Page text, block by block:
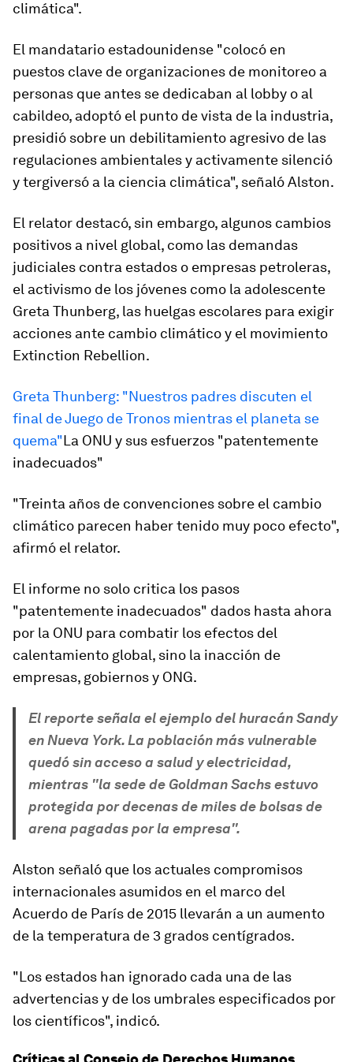
climática".
El mandatario estadounidense "colocó en
puestos clave de organizaciones de monitoreo a
personas que antes se dedicaban al lobby o al
cabildeo, adoptó el punto de vista de la industria,
presidió sobre un debilitamiento agresivo de las
regulaciones ambientales y activamente silenció
y tergiversó a la ciencia climática", señaló Alston.
El relator destacó, sin embargo, algunos cambios
positivos a nivel global, como las demandas
judiciales contra estados o empresas petroleras,
el activismo de los jóvenes como la adolescente
Greta Thunberg, las huelgas escolares para exigir
acciones ante cambio climático y el movimiento
Extinction Rebellion.
Greta Thunberg: "Nuestros padres discuten el
final de Juego de Tronos mientras el planeta se
quema"La ONU y sus esfuerzos "patentemente
inadecuados"
"Treinta años de convenciones sobre el cambio
climático parecen haber tenido muy poco efecto",
afirmó el relator.
El informe no solo critica los pasos
"patentemente inadecuados" dados hasta ahora
por la ONU para combatir los efectos del
calentamiento global, sino la inacción de
empresas, gobiernos y ONG.
El reporte señala el ejemplo del huracán Sandy
en Nueva York. La población más vulnerable
quedó sin acceso a salud y electricidad,
mientras "la sede de Goldman Sachs estuvo
protegida por decenas de miles de bolsas de
arena pagadas por la empresa".
Alston señaló que los actuales compromisos
internacionales asumidos en el marco del
Acuerdo de París de 2015 llevarán a un aumento
de la temperatura de 3 grados centígrados.
"Los estados han ignorado cada una de las
advertencias y de los umbrales especificados por
los científicos", indicó.